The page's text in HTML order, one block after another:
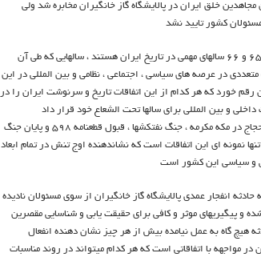
خلق ایران در پالایشگاه گاز خانگیران مخابره شد ولی
کشور تایید نشد
سالهای ۶۵ و ۶۶ سالهای مهمی در تاریخ ایران هستند ، سالهایی که طی آن
متعددی در عرصه های سیاسی ، اجتماعی ، نظامی و بین المللی در این
رقم خورد که هر کدام از این اتفاقات تاریخ و سرنوشت ایران را در
داخلی و بین المللی برای سالها تحت الشعاع خود قرار داد
کشتار حجاج در مکه مکرمه ، جنگ نفتکشها ، قبول قطعنامه ۵۹۸ و پایان جنگ
تنها نمونه ای این اتفاقات است که نشاندهنده اوج تنش در تمام ابعاد
و سیاسی این کشور است
حادثه انفجار عمدی پالایشگاه گاز خانگیران از سوی مسئولان نادیده
و پیگیریهای موثر و کافی برای حقیقت یابی و شناسایی مقصرین
هیچ گاه به عمل نیامده بیش از هر چیز نشان دهنده انفعال
در مواجهه با اتفاقاتی است که هر کدام میتواند در روند مناسبات